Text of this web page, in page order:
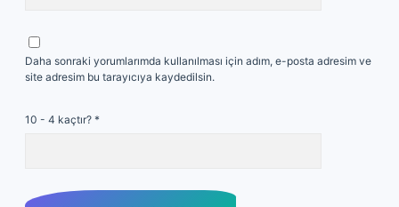
Daha sonraki yorumlarımda kullanılması için adım, e-posta adresim ve
site adresim bu tarayıcıya kaydedilsin.
10 - 4 kaçtır? *